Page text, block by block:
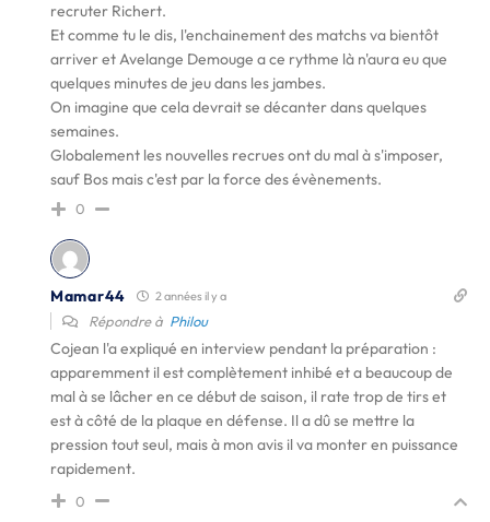
recruter Richert.
Et comme tu le dis, l'enchainement des matchs va bientôt
arriver et Avelange Demouge a ce rythme là n'aura eu que
quelques minutes de jeu dans les jambes.
On imagine que cela devrait se décanter dans quelques
semaines.
Globalement les nouvelles recrues ont du mal à s'imposer,
sauf Bos mais c'est par la force des évènements.
0
Mamar44 2 années il y a
Répondre à Philou
Cojean l'a expliqué en interview pendant la préparation :
apparemment il est complètement inhibé et a beaucoup de
mal à se lâcher en ce début de saison, il rate trop de tirs et
est à côté de la plaque en défense. Il a dû se mettre la
pression tout seul, mais à mon avis il va monter en puissance
rapidement.
0